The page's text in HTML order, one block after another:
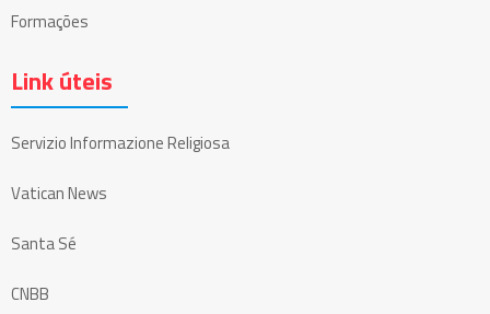
Formações
Link úteis
Servizio Informazione Religiosa
Vatican News
Santa Sé
CNBB